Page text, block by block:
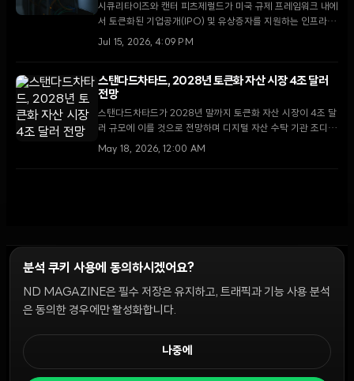
시큐리타이즈와 캔터 피츠제럴드가 미국 규제 프레임워크 내에
서 토큰화된 기업공개(IPO) 및 유상증자를 지원하는 인프라 구
축에 나섰다. 이는 시큐리타이즈의 뉴욕증권거래소 상장 이후
Jul 15, 2026, 4:09 PM
스탠다드차타드, 2028년 토큰화 자산 시장 4조 달러
전망
스탠다드차타드가 2028년 말까지 토큰화 자산 시장이 4조 달
러 규모에 이를 것으로 전망하며 디지털 자산 수탁 기관 조디아
커스터디를 전량 인수했다. 영국 규제 당국 또한 도매 시장 토
May 18, 2026, 12:00 AM
윤리 원칙 Discord 봇캠페인 가이드커뮤니티 랭킹
쿠키 설정
분석 쿠키 사용에 동의하시겠어요?
ND MAGAZINE은 필수 저장은 유지하고, 트래픽과 기능 사용 분석
은 동의한 경우에만 활성화합니다.
나중에